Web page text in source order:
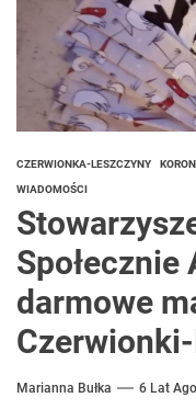
CZERWIONKA-LESZCZYNY
WIADOMOŚCI
Społecznie
darmowe
Marianna Bułka 6 Lat Ago